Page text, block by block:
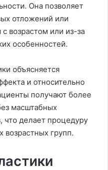
Она позволяет
отложений или
возрастом или из-за
особенностей.
объясняется
и относительно
получают более
масштабных
что делает процедуру
возрастных групп.